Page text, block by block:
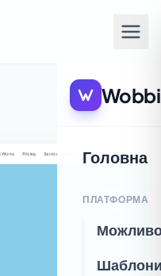
Головна
ПЛАТФОРМА